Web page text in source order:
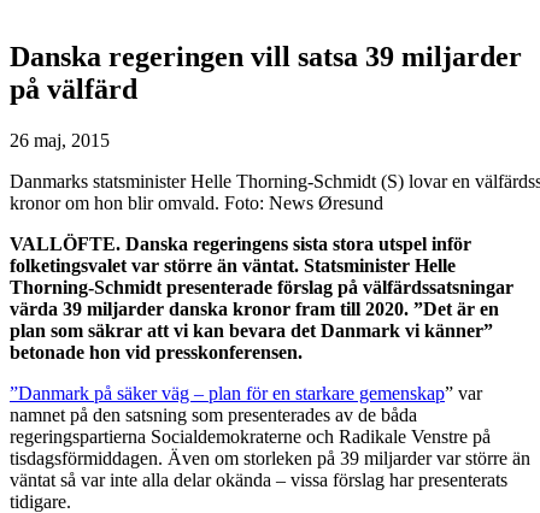
Danska regeringen vill satsa 39 miljarder
på välfärd
26 maj, 2015
Danmarks statsminister Helle Thorning-Schmidt (S) lovar en
kronor om hon blir omvald. Foto: News Øresund
VALLÖFTE. Danska regeringens sista stora utspel inför
folketingsvalet var större än väntat. Statsminister Helle
Thorning-Schmidt presenterade förslag på välfärdssatsningar
värda 39 miljarder danska kronor fram till 2020. ”Det är en
plan som säkrar att vi kan bevara det Danmark vi känner”
betonade hon vid presskonferensen.
”Danmark på säker väg – plan för en starkare gemenskap” var
namnet på den satsning som presenterades av de båda
regeringspartierna Socialdemokraterne och Radikale Venstre på
tisdagsförmiddagen. Även om storleken på 39 miljarder var större än
väntat så var inte alla delar okända – vissa förslag har presenterats
tidigare.